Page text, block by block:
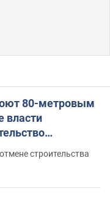
80-метровым
власти
строительства